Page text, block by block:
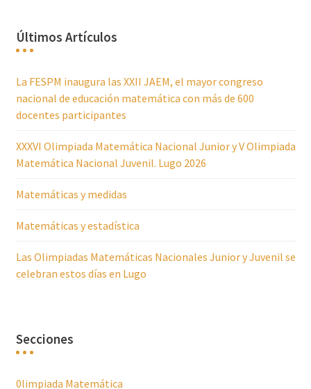
Últimos Artículos
La FESPM inaugura las XXII JAEM, el mayor congreso
nacional de educación matemática con más de 600
docentes participantes
XXXVI Olimpiada Matemática Nacional Junior y V Olimpiada
Matemática Nacional Juvenil. Lugo 2026
Matemáticas y medidas
Matemáticas y estadística
Las Olimpiadas Matemáticas Nacionales Junior y Juvenil se
celebran estos días en Lugo
Secciones
0limpiada Matemática